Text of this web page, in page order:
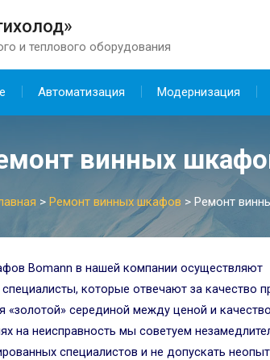
и теплового оборудования
Автоматизация Модернизация
винных
> Ремонт винных шкафов > Ремонт
Bomann в нашей компании осуществляют
которые отвечают за качество
серединой между ценой и
на неисправность мы советуем
специалистов и не допускать